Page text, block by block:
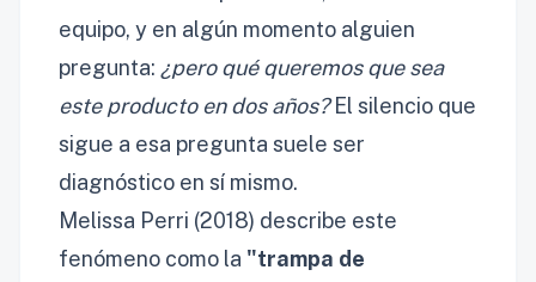
equipo, y en algún momento alguien
pregunta: ¿pero qué queremos que sea
este producto en dos años?El silencio que
sigue a esa pregunta suele ser
diagnóstico en sí mismo.
Melissa Perri (2018) describe este
fenómeno como la "trampa de